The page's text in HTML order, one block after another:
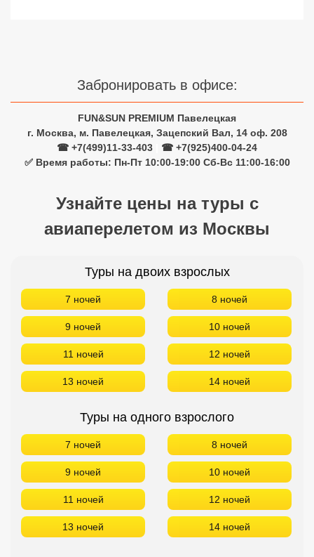
Забронировать в офисе:
FUN&SUN PREMIUM Павелецкая
г. Москва, м. Павелецкая, Зацепский Вал, 14 оф. 208
☎ +7(499)11-33-403
☎ +7(925)400-04-24
✅ Время работы: Пн-Пт 10:00-19:00 Сб-Вс 11:00-16:00
Узнайте цены на туры с
авиаперелетом из Москвы
Туры на двоих взрослых
7 ночей 8 ночей
9 ночей 10 ночей
11 ночей 12 ночей
13 ночей 14 ночей
Туры на одного взрослого
7 ночей 8 ночей
9 ночей 10 ночей
11 ночей 12 ночей
13 ночей 14 ночей